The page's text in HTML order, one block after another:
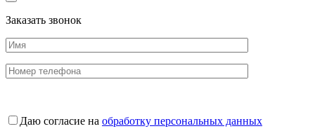
Заказать звонок
Даю согласие на обработку персональных данных